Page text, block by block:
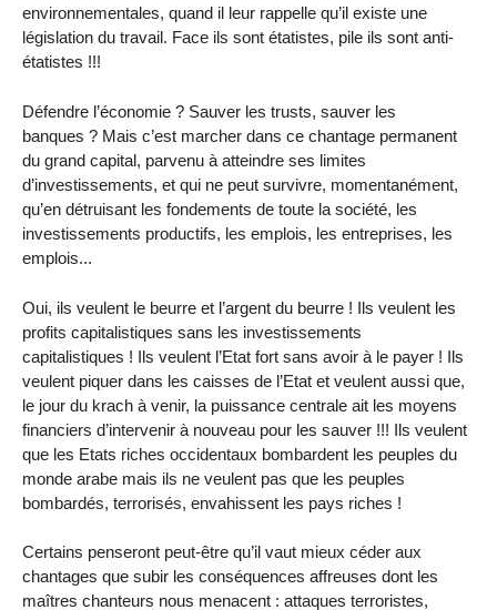
environnementales, quand il leur rappelle qu’il existe une
législation du travail. Face ils sont étatistes, pile ils sont anti-
étatistes !!!
Défendre l’économie ? Sauver les trusts, sauver les
banques ? Mais c’est marcher dans ce chantage permanent
du grand capital, parvenu à atteindre ses limites
d’investissements, et qui ne peut survivre, momentanément,
qu’en détruisant les fondements de toute la société, les
investissements productifs, les emplois, les entreprises, les
emplois...
Oui, ils veulent le beurre et l’argent du beurre ! Ils veulent les
profits capitalistiques sans les investissements
capitalistiques ! Ils veulent l’Etat fort sans avoir à le payer ! Ils
veulent piquer dans les caisses de l’Etat et veulent aussi que,
le jour du krach à venir, la puissance centrale ait les moyens
financiers d’intervenir à nouveau pour les sauver !!! Ils veulent
que les Etats riches occidentaux bombardent les peuples du
monde arabe mais ils ne veulent pas que les peuples
bombardés, terrorisés, envahissent les pays riches !
Certains penseront peut-être qu’il vaut mieux céder aux
chantages que subir les conséquences affreuses dont les
maîtres chanteurs nous menacent : attaques terroristes,